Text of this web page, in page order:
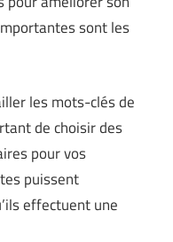
sont les
les mots-clés de
de choisir des
pour vos
puissent
effectuent une